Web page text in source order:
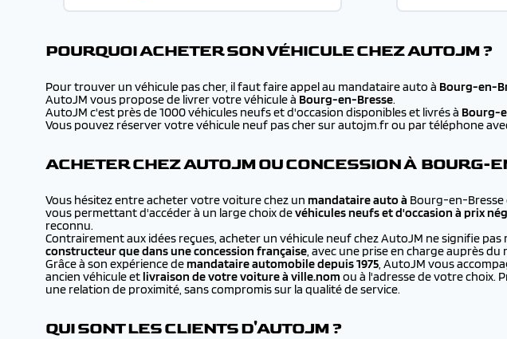
POURQUOI ACHETER SON VÉHICULE CHEZ AUTOJM ?
Pour trouver un véhicule pas cher, il faut faire appel au mandataire auto à Bourg-en-
AutoJM vous propose de livrer votre véhicule à Bourg-en-Bresse.
AutoJM c'est près de 1000 véhicules neufs et d'occasion disponibles et livrés à Bourg-
Vous pouvez réserver votre véhicule neuf pas cher sur autojm.fr ou par téléphone
ACHETER CHEZ AUTOJM OU CONCESSION À BOURG-
Vous hésitez entre acheter votre voiture chez un mandataire auto à Bourg-en-Bresse
vous permettant d'accéder à un large choix devéhicules neufs et d'occasion à prix
reconnu.
Contrairement aux idées reçues, acheter un véhicule neuf chez AutoJM ne signifie
constructeur que dans une concession française, avec une prise en charge auprès du
Grâce à son expérience demandataire automobile depuis 1975, AutoJM vous
ancien véhicule etlivraison de votre voiture à ville.nom ou à l'adresse de votre choix.
une relation de proximité, sans compromis sur la qualité de service.
QUI SONT LES CLIENTS D'AUTOJM ?